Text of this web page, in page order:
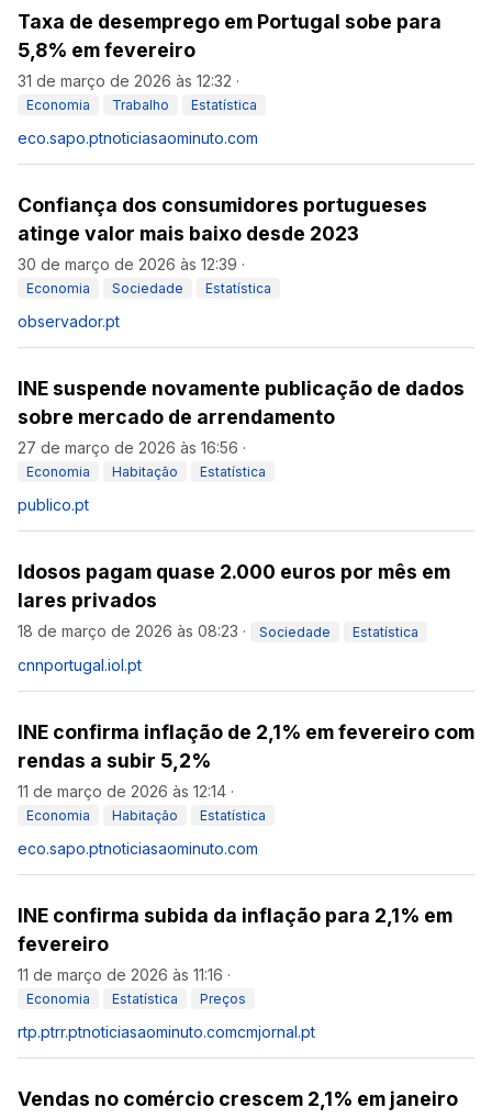
Taxa de desemprego em Portugal sobe para
5,8% em fevereiro
31 de março de 2026 às 12:32 ·
Economia Trabalho Estatística
eco.sapo.ptnoticiasaominuto.com
Confiança dos consumidores portugueses
atinge valor mais baixo desde 2023
30 de março de 2026 às 12:39 ·
Economia Sociedade Estatística
observador.pt
INE suspende novamente publicação de dados
sobre mercado de arrendamento
27 de março de 2026 às 16:56 ·
Economia Habitação Estatística
publico.pt
Idosos pagam quase 2.000 euros por mês em
lares privados
18 de março de 2026 às 08:23 · Sociedade Estatística
cnnportugal.iol.pt
INE confirma inflação de 2,1% em fevereiro com
rendas a subir 5,2%
11 de março de 2026 às 12:14 ·
Economia Habitação Estatística
eco.sapo.ptnoticiasaominuto.com
INE confirma subida da inflação para 2,1% em
fevereiro
11 de março de 2026 às 11:16 ·
Economia Estatística Preços
rtp.ptrr.ptnoticiasaominuto.comcmjornal.pt
Vendas no comércio crescem 2,1% em janeiro